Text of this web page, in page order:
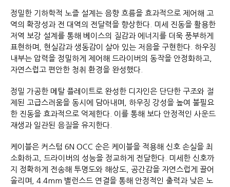
정밀한 기하학적 노즐 설계는 음향 흐름을 효과적으로 제어해 고
역의 확장성과 전 대역의 전달력을 향상한다. 미세 진동을 활용한
저역 보강 설계를 통해 베이스의 질감과 에너지를 더욱 풍부하게
표현하며, 현실감과 생동감이 살아 있는 저음을 구현한다. 하우징
내부는 압력을 정밀하게 제어해 드라이버의 동작을 안정화하고,
자연스럽고 편안한 청취 환경을 완성했다.
정밀 가공한 메탈 플레이트로 완성한 디자인은 단단한 구조와 절
제된 고급스러움을 동시에 담아내며, 하우징 강성을 높여 불필요
한 진동을 효과적으로 억제한다. 이를 통해 보다 안정적인 사운드
재생과 일관된 음질을 유지한다.
케이블은 커스텀 6N OCC 순은 케이블을 적용해 신호 손실을 최
소화하고, 드라이버의 성능을 정교하게 전달한다. 미세한 신호까
지 정확하게 전송해 투명도와 해상도, 공간감을 자연스럽게 끌어
올리며, 4.4mm 밸런스드 연결을 통해 안정적인 출력과 낮은 노